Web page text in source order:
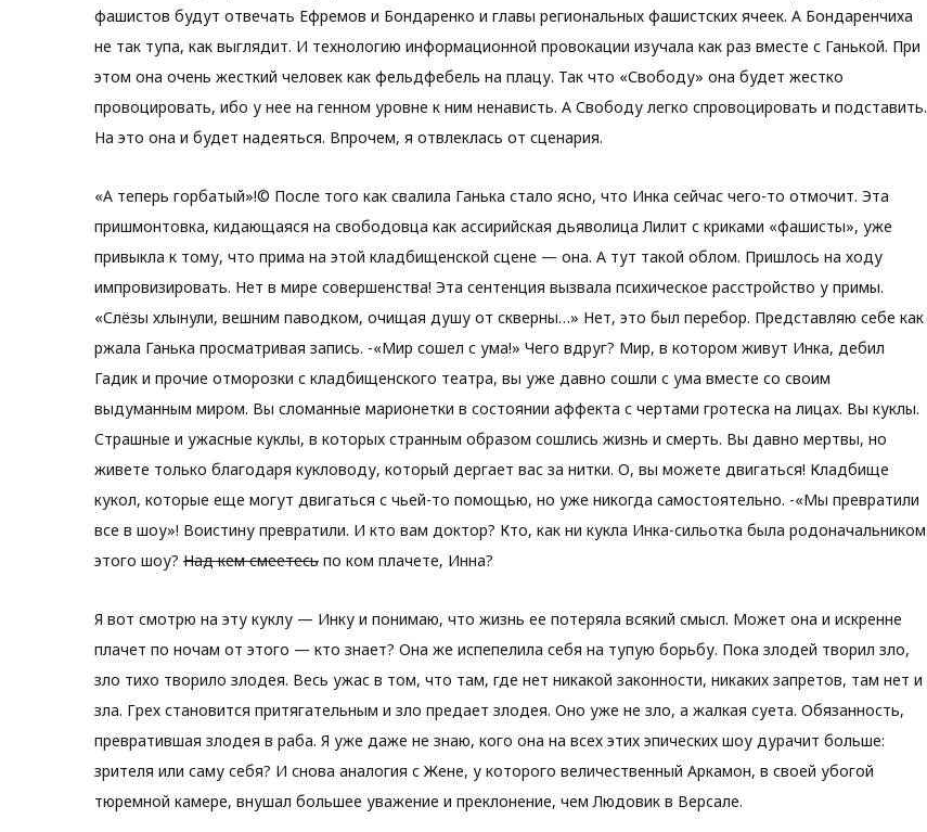
фашистов будут отвечать Ефремов и Бондаренко и главы региональных фашистских ячеек. А Бондаренчиха
не так тупа, как выглядит. И технологию информационной провокации изучала как раз вместе с Ганькой. При
этом она очень жесткий человек как фельдфебель на плацу. Так что «Свободу» она будет жестко
провоцировать, ибо у нее на генном уровне к ним ненависть. А Свободу легко спровоцировать и подставить.
На это она и будет надеяться. Впрочем, я отвлеклась от сценария.
«А теперь горбатый»!© После того как свалила Ганька стало ясно, что Инка сейчас чего-то отмочит. Эта
пришмонтовка, кидающаяся на свободовца как ассирийская дьяволица Лилит с криками «фашисты», уже
привыкла к тому, что прима на этой кладбищенской сцене — она. А тут такой облом. Пришлось на ходу
импровизировать. Нет в мире совершенства! Эта сентенция вызвала психическое расстройство у примы.
«Слёзы хлынули, вешним паводком, очищая душу от скверны…» Нет, это был перебор. Представляю себе как
ржала Ганька просматривая запись. -«Мир сошел с ума!» Чего вдруг? Мир, в котором живут Инка, дебил
Гадик и прочие отморозки с кладбищенского театра, вы уже давно сошли с ума вместе со своим
выдуманным миром. Вы сломанные марионетки в состоянии аффекта с чертами гротеска на лицах. Вы куклы.
Страшные и ужасные куклы, в которых странным образом сошлись жизнь и смерть. Вы давно мертвы, но
живете только благодаря кукловоду, который дергает вас за нитки. О, вы можете двигаться! Кладбище
кукол, которые еще могут двигаться с чьей-то помощью, но уже никогда самостоятельно. -«Мы превратили
все в шоу»! Воистину превратили. И кто вам доктор? Кто, как ни кукла Инка-сильотка была родоначальником
этого шоу? Над кем смеетесь по ком плачете, Инна?
Я вот смотрю на эту куклу — Инку и понимаю, что жизнь ее потеряла всякий смысл. Может она и искренне
плачет по ночам от этого — кто знает? Она же испепелила себя на тупую борьбу. Пока злодей творил зло,
зло тихо творило злодея. Весь ужас в том, что там, где нет никакой законности, никаких запретов, там нет и
зла. Грех становится притягательным и зло предает злодея. Оно уже не зло, а жалкая суета. Обязанность,
превратившая злодея в раба. Я уже даже не знаю, кого она на всех этих эпических шоу дурачит больше:
зрителя или саму себя? И снова аналогия с Жене, у которого величественный Аркамон, в своей убогой
тюремной камере, внушал большее уважение и преклонение, чем Людовик в Версале.